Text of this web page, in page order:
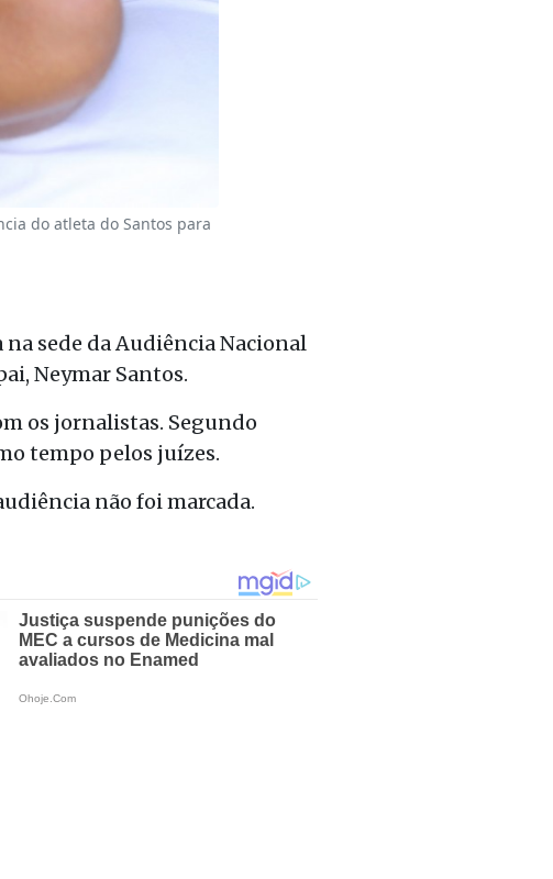
do atleta do Santos para
sede da Audiência Nacional
Neymar Santos.
os jornalistas. Segundo
tempo pelos juízes.
não foi marcada.